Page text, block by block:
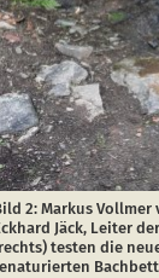
2: Markus
Jäck, Leiter
testen die
Bachbett